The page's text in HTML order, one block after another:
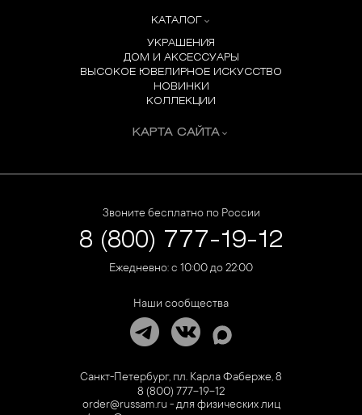
КАТАЛОГ
УКРАШЕНИЯ
ДОМ И АКСЕССУАРЫ
ВЫСОКОЕ ЮВЕЛИРНОЕ ИСКУССТВО
НОВИНКИ
КОЛЛЕКЦИИ
КАРТА САЙТА
Звоните бесплатно по России
8 (800) 777-19-12
Ежедневно: с 10:00 до 22:00
Наши сообщества
Санкт-Петербург, пл. Карла Фаберже, 8
8 (800) 777-19-12
order@russam.ru - для физических лиц